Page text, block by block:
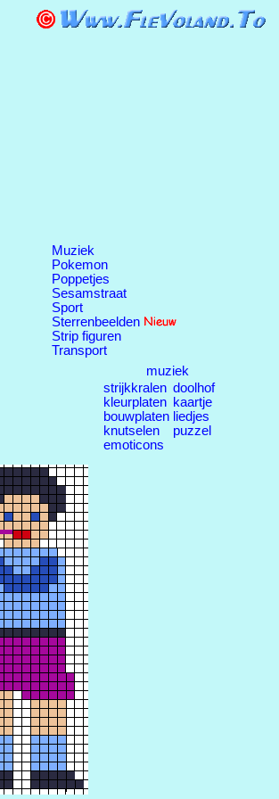
Muziek
Pokemon
Poppetjes
Sesamstraat
Sport
Sterrenbeelden
Strip figuren
Transport
muziek
strijkkralen
kleurplaten
bouwplaten
knutselen
emoticons
doolhof
kaartje
liedjes
puzzel